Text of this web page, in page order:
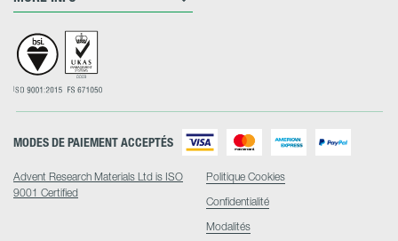
Advent Research Materials Ltd is ISO
9001 Certified
MODES DE PAIEMENT ACCEPTÉS
Politique Cookies
Confidentialité
Modalités